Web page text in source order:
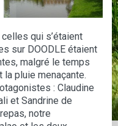
qui s’étaient
sur DOODLE étaient
malgré le temps
la pluie menaçante.
: Claudine
et Sandrine de
notre